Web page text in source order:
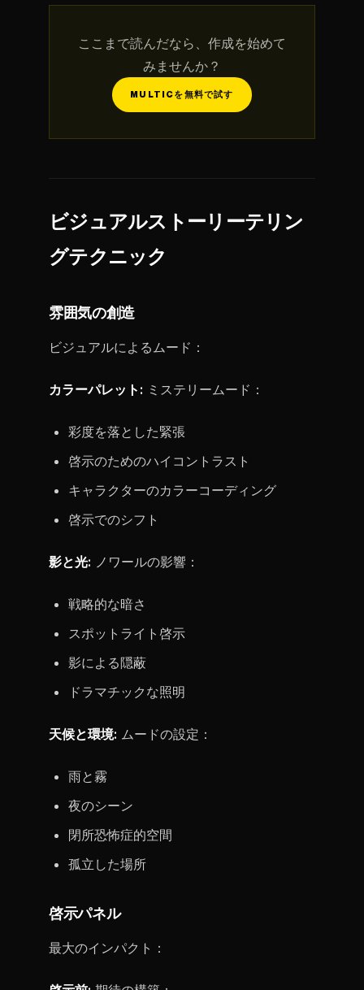
ここまで読んだなら、作成を始めて
みませんか？
MULTICを無料で試す
ビジュアルストーリーテリン
グテクニック
雰囲気の創造
ビジュアルによるムード：
カラーパレット: ミステリームード：
彩度を落とした緊張
啓示のためのハイコントラスト
キャラクターのカラーコーディング
啓示でのシフト
影と光: ノワールの影響：
戦略的な暗さ
スポットライト啓示
影による隠蔽
ドラマチックな照明
天候と環境: ムードの設定：
雨と霧
夜のシーン
閉所恐怖症的空間
孤立した場所
啓示パネル
最大のインパクト：